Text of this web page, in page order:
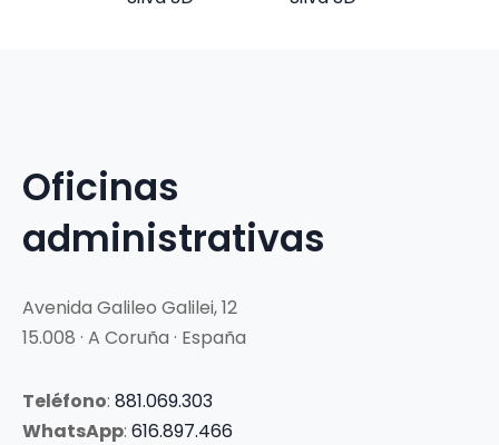
Oficinas
administrativas
Avenida Galileo Galilei, 12
15.008 · A Coruña · España
Teléfono: 881.069.303
WhatsApp: 616.897.466